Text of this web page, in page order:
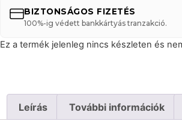
BIZTONSÁGOS FIZETÉS
100%-ig védett bankkártyás tranzakció.
Ez a termék jelenleg nincs készleten és
Leírás További információk